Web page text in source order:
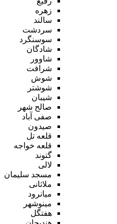
زهره
سالند
سردشت
سوسنگرد
شادگان
شاوور
شرافت
شوش
شوشتر
شیبان
صالح شهر
صفی آباد
صیدون
قلعه تل
قلعه خواجه
گتوند
لالی
مسجد سلیمان
ملاثانی
میانرود
مینوشهر
هفتگل